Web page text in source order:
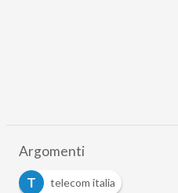
Argomenti
T
telecom italia